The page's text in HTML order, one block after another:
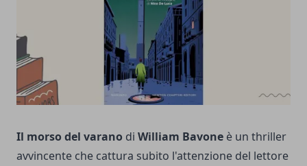
Il morso del varano di William Bavone è un thriller
avvincente che cattura subito l'attenzione del lettore